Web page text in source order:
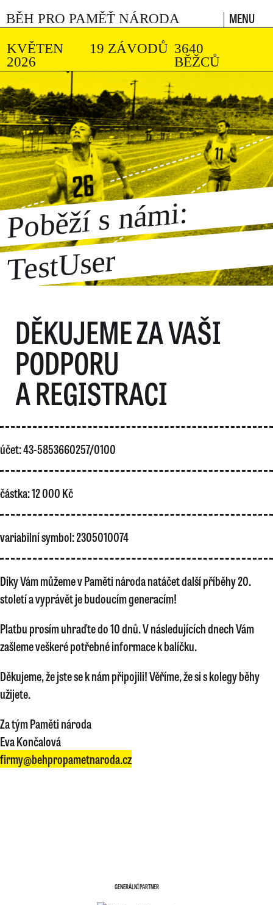
BĚH PRO PAMĚŤ NÁRODA MENU
KVĚTEN
2026
19 ZÁVODŮ 3640
BĚŽCŮ
Poběží s námi:
TestUser
DĚKUJEME ZA VAŠI
PODPORU
A REGISTRACI
účet: 43-5853660257/0100
částka: 12 000 Kč
variabilní symbol: 2305010074
Díky Vám můžeme v Paměti národa natáčet další příběhy 20.
století a vyprávět je budoucím generacím!
Platbu prosím uhraďte do 10 dnů. V následujících dnech Vám
zašleme veškeré potřebné informace k balíčku.
Děkujeme, že jste se k nám připojili! Věříme, že si s kolegy běhy
užijete.
Za tým Paměti národa
Eva Končalová
firmy@behpropametnaroda.cz
GENERÁLNÍ PARTNER